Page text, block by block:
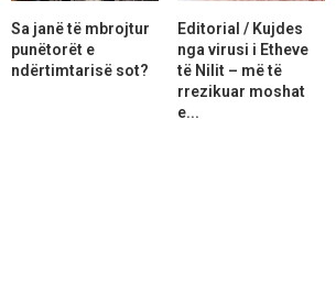
Sa janë të mbrojtur
punëtorët e
ndërtimtarisë sot?
Editorial / Kujdes
nga virusi i Etheve
të Nilit – më të
rrezikuar moshat
e...